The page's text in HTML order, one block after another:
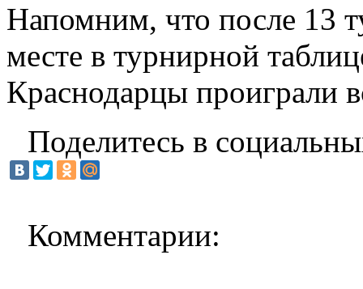
Напомним, что после 13
месте в турнирной
Краснодарцы проиграли
Поделитесь в
Комментарии: